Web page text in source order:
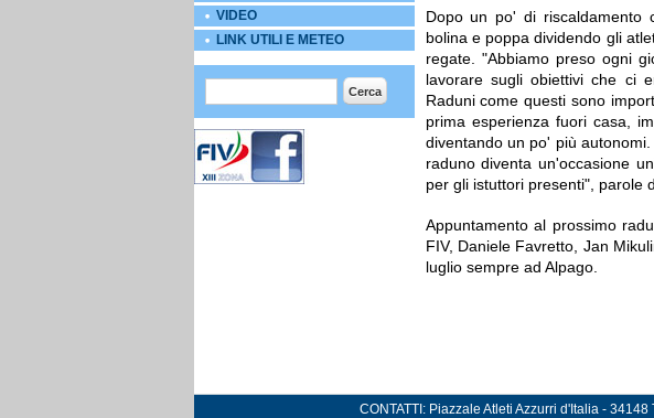
Dopo un po' di riscaldamento
bolina e poppa dividendo gli
regate. "Abbiamo preso ogni
lavorare sugli obiettivi che ci
Raduni come questi sono
prima esperienza fuori casa,
diventando un po' più
raduno diventa un'occasione
per gli istuttori presenti", parole
Appuntamento al prossimo
FIV, Daniele Favretto, Jan
luglio sempre ad Alpago.
VIDEO
LINK UTILI E METEO
Form di ricerca Cerca
CONTATTI: Piazzale Atleti Azzurri d'Italia -